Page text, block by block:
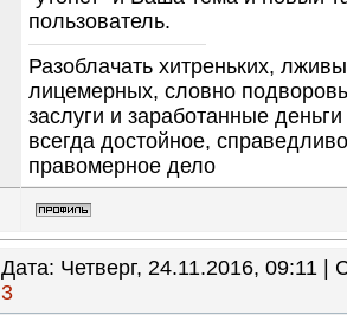
пользователь.
Разоблачать хитреньких,
лицемерных, словно
заслуги и заработанные
всегда достойное,
правомерное дело
Дата: Четверг, 24.11.2016, 09:11 |
3